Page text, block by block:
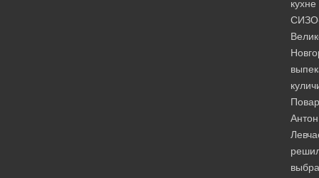
кухне
Повар
Антон